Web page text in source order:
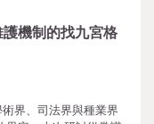
機制的找九宮格
界、司法界與種業界